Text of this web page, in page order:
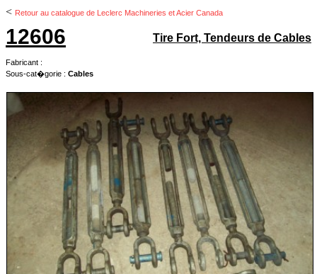
< Retour au catalogue de Leclerc Machineries et Acier Canada
12606
Fabricant :
Sous-cat�gorie : Cables
Tire Fort, Tendeurs de Cables